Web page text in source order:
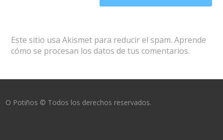
Este sitio usa Akismet para reducir el spam. Aprende
cómo se procesan los datos de tus comentarios.
O Potiños © Todos los derechos reservados.